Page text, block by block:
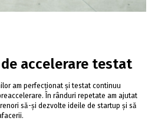
accelerare testat
am perfecționat și testat continuu
În rânduri repetate am ajutat
să-și dezvolte ideile de startup și să